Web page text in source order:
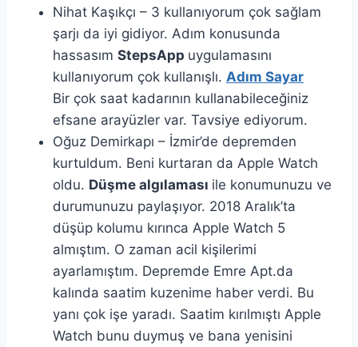
Nihat Kaşıkçı – 3 kullanıyorum çok sağlam
şarjı da iyi gidiyor. Adım konusunda
hassasım StepsApp uygulamasını
kullanıyorum çok kullanışlı. Adım Sayar
Bir çok saat kadarının kullanabileceğiniz
efsane arayüzler var. Tavsiye ediyorum.
Oğuz Demirkapı – İzmir’de depremden
kurtuldum. Beni kurtaran da Apple Watch
oldu. Düşme algılaması ile konumunuzu ve
durumunuzu paylaşıyor. 2018 Aralık’ta
düşüp kolumu kırınca Apple Watch 5
almıştım. O zaman acil kişilerimi
ayarlamıştım. Depremde Emre Apt.da
kalında saatim kuzenime haber verdi. Bu
yanı çok işe yaradı. Saatim kırılmıştı Apple
Watch bunu duymuş ve bana yenisini